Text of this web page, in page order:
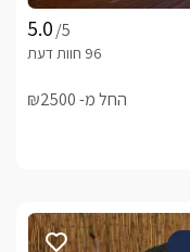
/5
החל מ- ₪2500